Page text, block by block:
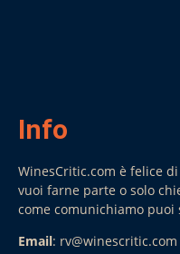
Info
WinesCritic.com è felice
vuoi farne parte o solo
come comunichiamo puoi
Email: rv@winescritic.com